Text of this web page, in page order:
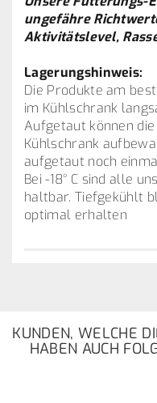
ungefähre
Aktivitätslevel,
Lagerungshinweis:
Die Produkte am
im Kühlschrank
Aufgetaut können
Kühlschrank
aufgetaut noch
Bei -18° C sind alle
haltbar. Tiefgekühlt
optimal erhalten
KUNDEN, WELCHE
HABEN AUCH